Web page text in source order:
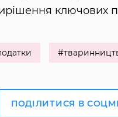
ключових
ПОДІЛИТИСЯ В